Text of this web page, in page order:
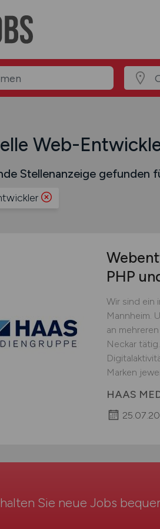
Web-
Stellenanzeige gefunden
PHP
Wir sind ein
Mannheim.
an
Neckar
Marken
HAAS
Sie neue Jobs